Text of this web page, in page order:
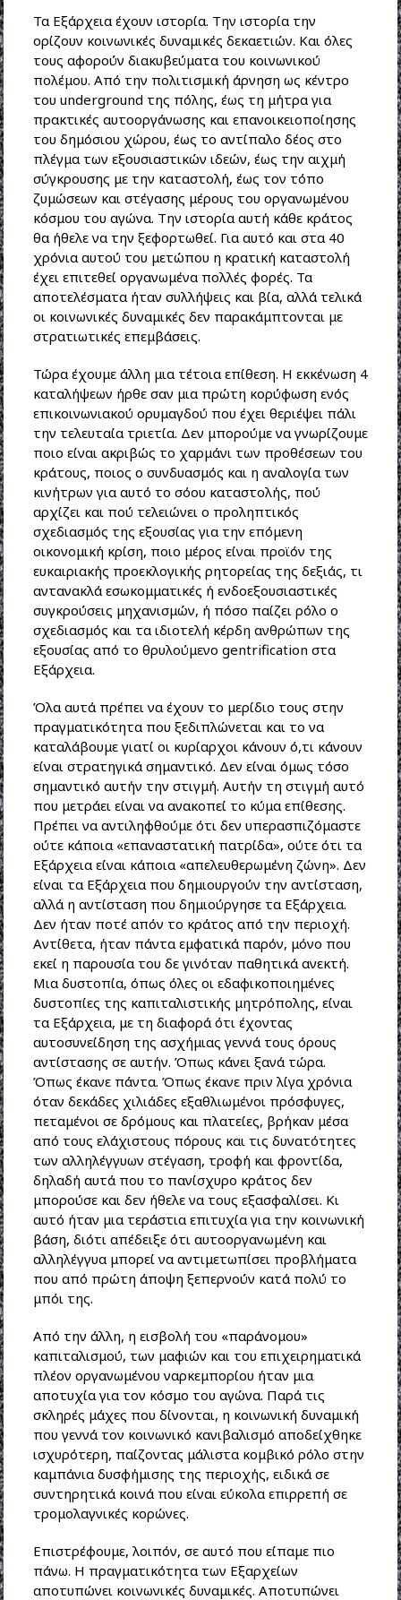
Τα Εξάρχεια έχουν ιστορία. Την ιστορία την
ορίζουν κοινωνικές δυναμικές δεκαετιών. Και όλες
τους αφορούν διακυβεύματα του κοινωνικού
πολέμου. Από την πολιτισμική άρνηση ως κέντρο
του underground της πόλης, έως τη μήτρα για
πρακτικές αυτοοργάνωσης και επανοικειοποίησης
του δημόσιου χώρου, έως το αντίπαλο δέος στο
πλέγμα των εξουσιαστικών ιδεών, έως την αιχμή
σύγκρουσης με την καταστολή, έως τον τόπο
ζυμώσεων και στέγασης μέρους του οργανωμένου
κόσμου του αγώνα. Την ιστορία αυτή κάθε κράτος
θα ήθελε να την ξεφορτωθεί. Για αυτό και στα 40
χρόνια αυτού του μετώπου η κρατική καταστολή
έχει επιτεθεί οργανωμένα πολλές φορές. Τα
αποτελέσματα ήταν συλλήψεις και βία, αλλά τελικά
οι κοινωνικές δυναμικές δεν παρακάμπτονται με
στρατιωτικές επεμβάσεις.
Τώρα έχουμε άλλη μια τέτοια επίθεση. Η εκκένωση 4
καταλήψεων ήρθε σαν μια πρώτη κορύφωση ενός
επικοινωνιακού ορυμαγδού που έχει θεριέψει πάλι
την τελευταία τριετία. Δεν μπορούμε να γνωρίζουμε
ποιο είναι ακριβώς το χαρμάνι των προθέσεων του
κράτους, ποιος ο συνδυασμός και η αναλογία των
κινήτρων για αυτό το σόου καταστολής, πού
αρχίζει και πού τελειώνει ο προληπτικός
σχεδιασμός της εξουσίας για την επόμενη
οικονομική κρίση, ποιο μέρος είναι προϊόν της
ευκαιριακής προεκλογικής ρητορείας της δεξιάς, τι
αντανακλά εσωκομματικές ή ενδοεξουσιαστικές
συγκρούσεις μηχανισμών, ή πόσο παίζει ρόλο ο
σχεδιασμός και τα ιδιοτελή κέρδη ανθρώπων της
εξουσίας από το θρυλούμενο gentrification στα
Εξάρχεια.
Όλα αυτά πρέπει να έχουν το μερίδιο τους στην
πραγματικότητα που ξεδιπλώνεται και το να
καταλάβουμε γιατί οι κυρίαρχοι κάνουν ό,τι κάνουν
είναι στρατηγικά σημαντικό. Δεν είναι όμως τόσο
σημαντικό αυτήν την στιγμή. Αυτήν τη στιγμή αυτό
που μετράει είναι να ανακοπεί το κύμα επίθεσης.
Πρέπει να αντιληφθούμε ότι δεν υπερασπιζόμαστε
ούτε κάποια «επαναστατική πατρίδα», ούτε ότι τα
Εξάρχεια είναι κάποια «απελευθερωμένη ζώνη». Δεν
είναι τα Εξάρχεια που δημιουργούν την αντίσταση,
αλλά η αντίσταση που δημιούργησε τα Εξάρχεια.
Δεν ήταν ποτέ απόν το κράτος από την περιοχή.
Αντίθετα, ήταν πάντα εμφατικά παρόν, μόνο που
εκεί η παρουσία του δε γινόταν παθητικά ανεκτή.
Μια δυστοπία, όπως όλες οι εδαφικοποιημένες
δυστοπίες της καπιταλιστικής μητρόπολης, είναι
τα Εξάρχεια, με τη διαφορά ότι έχοντας
αυτοσυνείδηση της ασχήμιας γεννά τους όρους
αντίστασης σε αυτήν. Όπως κάνει ξανά τώρα.
Όπως έκανε πάντα. Όπως έκανε πριν λίγα χρόνια
όταν δεκάδες χιλιάδες εξαθλιωμένοι πρόσφυγες,
πεταμένοι σε δρόμους και πλατείες, βρήκαν μέσα
από τους ελάχιστους πόρους και τις δυνατότητες
των αλληλέγγυων στέγαση, τροφή και φροντίδα,
δηλαδή αυτά που το πανίσχυρο κράτος δεν
μπορούσε και δεν ήθελε να τους εξασφαλίσει. Κι
αυτό ήταν μια τεράστια επιτυχία για την κοινωνική
βάση, διότι απέδειξε ότι αυτοοργανωμένη και
αλληλέγγυα μπορεί να αντιμετωπίσει προβλήματα
που από πρώτη άποψη ξεπερνούν κατά πολύ το
μπόι της.
Από την άλλη, η εισβολή του «παράνομου»
καπιταλισμού, των μαφιών και του επιχειρηματικά
πλέον οργανωμένου ναρκεμπορίου ήταν μια
αποτυχία για τον κόσμο του αγώνα. Παρά τις
σκληρές μάχες που δίνονται, η κοινωνική δυναμική
που γεννά τον κοινωνικό κανιβαλισμό αποδείχθηκε
ισχυρότερη, παίζοντας μάλιστα κομβικό ρόλο στην
καμπάνια δυσφήμισης της περιοχής, ειδικά σε
συντηρητικά κοινά που είναι εύκολα επιρρεπή σε
τρομολαγνικές κορώνες.
Επιστρέφουμε, λοιπόν, σε αυτό που είπαμε πιο
πάνω. Η πραγματικότητα των Εξαρχείων
αποτυπώνει κοινωνικές δυναμικές. Αποτυπώνει